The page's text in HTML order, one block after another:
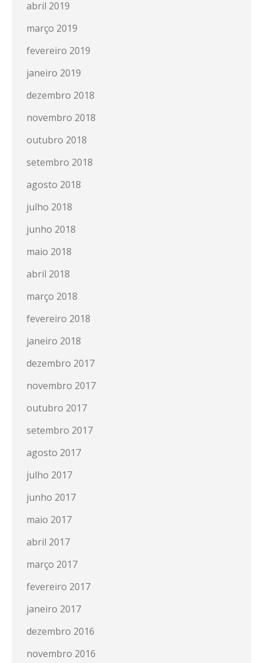
abril 2019
março 2019
fevereiro 2019
janeiro 2019
dezembro 2018
novembro 2018
outubro 2018
setembro 2018
agosto 2018
julho 2018
junho 2018
maio 2018
abril 2018
março 2018
fevereiro 2018
janeiro 2018
dezembro 2017
novembro 2017
outubro 2017
setembro 2017
agosto 2017
julho 2017
junho 2017
maio 2017
abril 2017
março 2017
fevereiro 2017
janeiro 2017
dezembro 2016
novembro 2016